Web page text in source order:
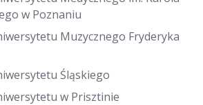
w Poznaniu
Muzycznego Fryderyka
Śląskiego
w Prisztinie